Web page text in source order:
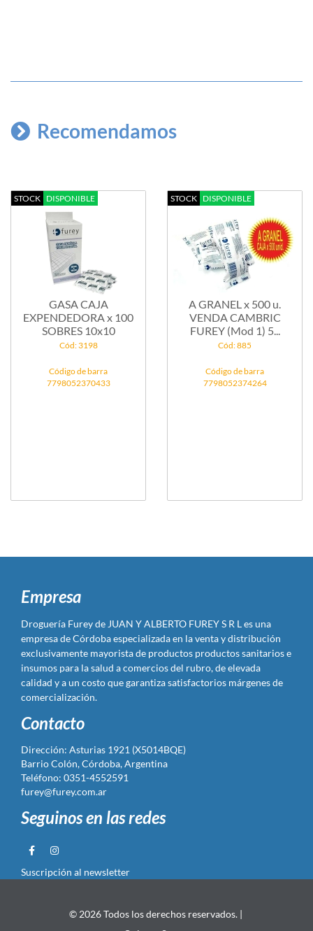
Recomendamos
STOCK DISPONIBLE
GASA CAJA
EXPENDEDORA x 100
SOBRES 10x10
Cód: 3198
Código de barra
7798052370433
STOCK DISPONIBLE
A GRANEL x 500 u.
VENDA CAMBRIC
FUREY (Mod 1) 5...
Cód: 885
Código de barra
7798052374264
Empresa
Droguería Furey de JUAN Y ALBERTO FUREY S R L es una
empresa de Córdoba especializada en la venta y distribución
exclusivamente mayorista de productos productos sanitarios e
insumos para la salud a comercios del rubro, de elevada
calidad y a un costo que garantiza satisfactorios márgenes de
comercialización.
Contacto
Dirección: Asturias 1921 (X5014BQE)
Barrio Colón, Córdoba, Argentina
Teléfono: 0351-4552591
furey@furey.com.ar
Seguinos en las redes
Suscripción al newsletter
© 2026 Todos los derechos reservados. |